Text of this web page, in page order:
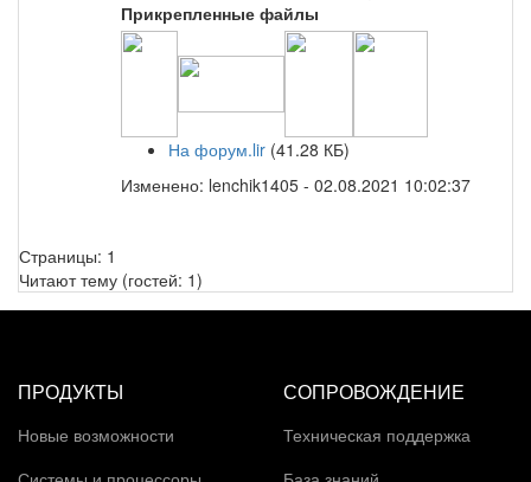
Прикрепленные файлы
На форум.lir (41.28 КБ)
Изменено: lenchik1405 - 02.08.2021 10:02:37
Страницы: 1
Читают тему (гостей: 1)
ПРОДУКТЫ
Новые возможности
СОПРОВОЖДЕНИЕ
Техническая поддержка